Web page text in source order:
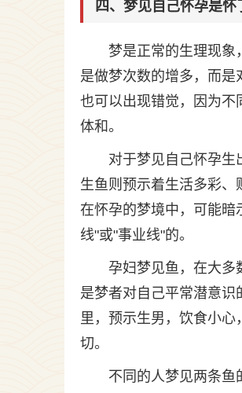
四、梦见自己怀孕是
梦是正常的生理现象
是做梦次数的增多，而是
也可以出现错觉，因为不
体和。
对于梦见自己怀孕生
生鱼则预示着生活多彩
在怀孕的梦境中，可能暗
线"或"事业线"的。
孕妇梦见鱼，在大多
是梦者对自己平常潜意
里，预示生男，饮食小心
切。
不同的人梦见两条鱼